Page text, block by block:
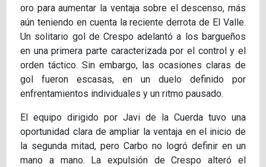
oro para aumentar la ventaja sobre el descenso, más
aún teniendo en cuenta la reciente derrota de El Valle.
Un solitario gol de Crespo adelantó a los bargueños
en una primera parte caracterizada por el control y el
orden táctico. Sin embargo, las ocasiones claras de
gol fueron escasas, en un duelo definido por
enfrentamientos individuales y un ritmo pausado.
El equipo dirigido por Javi de la Cuerda tuvo una
oportunidad clara de ampliar la ventaja en el inicio de
la segunda mitad, pero Carbo no logró definir en un
mano a mano. La expulsión de Crespo alteró el